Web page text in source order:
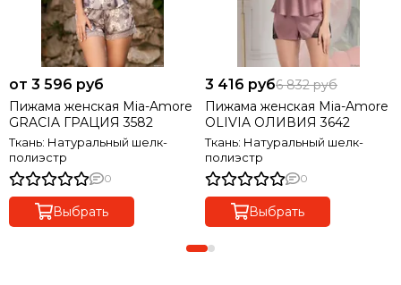
от 3 596 руб
Пижама женская Mia-Amore
GRACIA ГРАЦИЯ 3582
Ткань: Натуральный шелк-
полиэстр
0
Выбрать
3 416 руб6 832 руб
Пижама женская Mia-Amore
OLIVIA ОЛИВИЯ 3642
Ткань: Натуральный шелк-
полиэстр
0
Выбрать